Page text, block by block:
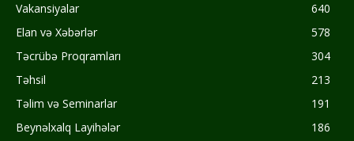
Vakansiyalar
640
Elan və Xəbərlər
578
Təcrübə Proqramları
304
Təhsil
213
Təlim və Seminarlar
191
Beynəlxalq Layihələr
186